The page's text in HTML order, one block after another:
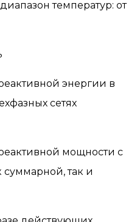
температур: от
энергии в
сетях
мощности с
суммарной, так и